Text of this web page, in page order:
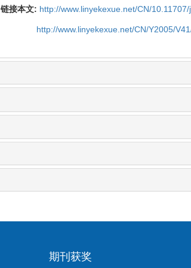
链接本文: http://www.linyekexue.net/CN/
http://www.linyekexue.net/CN/Y2005/
期刊获奖